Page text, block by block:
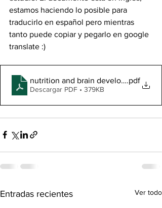
estamos haciendo lo posible para
traducirlo en español pero mientras
tanto puede copiar y pegarlo en google
translate :)
nutrition and brain development in
.pdf
Descargar PDF • 379KB
Entradas recientes Ver todo